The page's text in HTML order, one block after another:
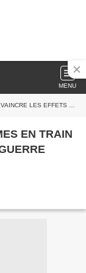
MENU
LA GUERRE ECONOMIQUE"
EN TRAIN